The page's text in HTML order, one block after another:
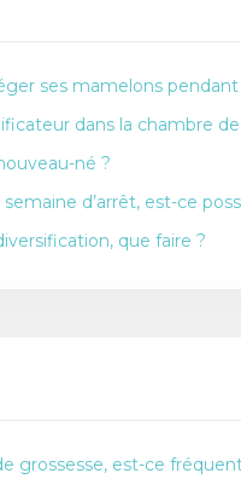
ses mamelons pendant
dans la chambre
né ?
d’arrêt, est-ce
que faire ?
grossesse, est-ce